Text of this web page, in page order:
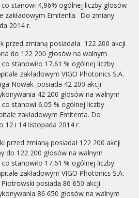
stanowi 4,96% ogólnej liczby głosów
zakładowym Emitenta. Do zmiany
2014 r.
przed zmianą posiadała 122 200 akcji
do 122 200 głosów na walnym
co stanowiło 17,61 % ogólnej liczby
zakładowym VIGO Photonics S.A.
Nowak posiada 42 200 akcji
42 200 głosów na walnym
co stanowi 6,05 % ogólnej liczby
zakładowym Emitenta. Do
12 i 14 listopada 2014 r.
przed zmianą posiadał 122 200 akcji
do 122 200 głosów na walnym
co stanowiło 17,61 % ogólnej liczby
zakładowym VIGO Photonics S.A.
posiada 86 650 akcji
86 650 głosów na walnym